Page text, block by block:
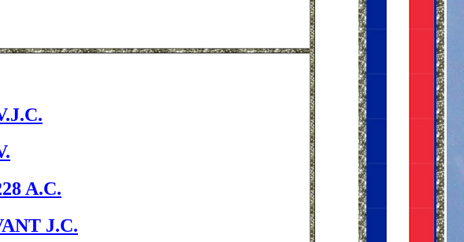
A.C.
J.C.